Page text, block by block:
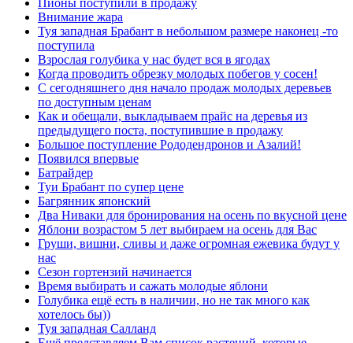
Пионы поступили в продажу
Внимание жара
Туя западная Брабант в небольшом размере наконец -то
поступила
Взрослая голубика у нас будет вся в ягодах
Когда проводить обрезку молодых побегов у сосен!
С сегодняшнего дня начало продаж молодых деревьев
по доступным ценам
Как и обещали, выкладываем прайс на деревья из
предыдущего поста, поступившие в продажу
Большое поступление Рододендронов и Азалий!
Появился впервые
Батрайдер
Туи Брабант по супер цене
Багрянник японский
Два Ниваки для бронирования на осень по вкусной цене
Яблони возрастом 5 лет выбираем на осень для Вас
Груши, вишни, сливы и даже огромная ежевика будут у
нас
Сезон гортензий начинается
Время выбирать и сажать молодые яблони
Голубика ещё есть в наличии, но не так много как
хотелось бы))
Туя западная Салланд